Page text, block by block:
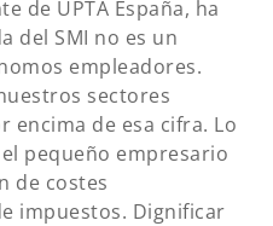
de UPTA España, ha
del SMI no es un
empleadores.
sectores
encima de esa cifra. Lo
pequeño empresario
de costes
impuestos. Dignificar